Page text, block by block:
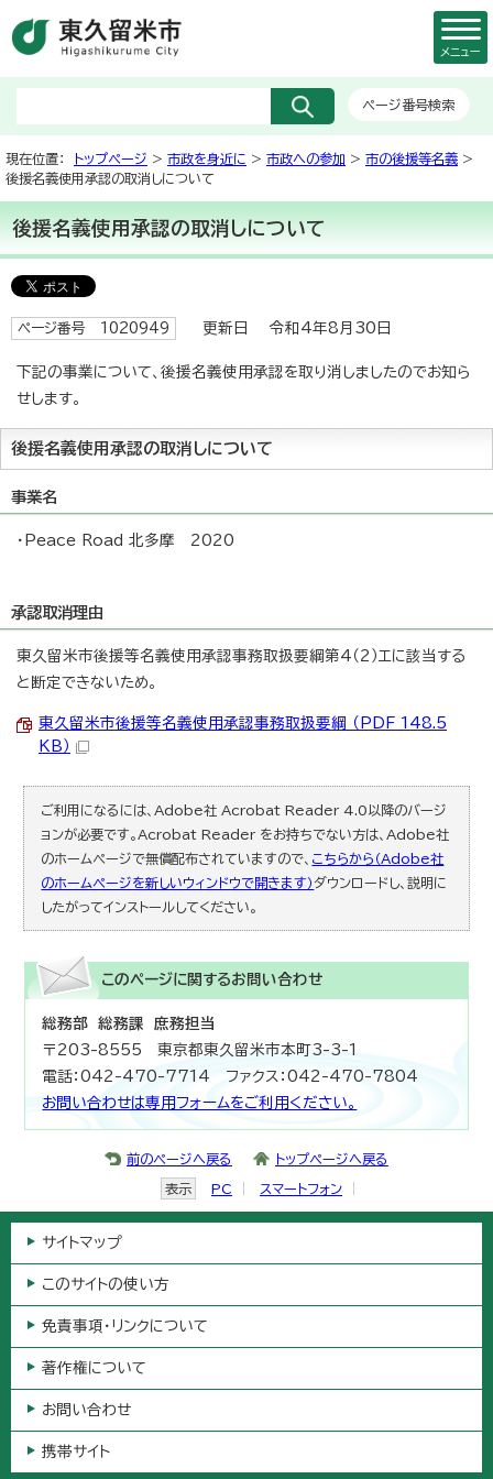
ページ番号検索
メニュー
現在位置： トップページ > 市政を身近に > 市政への参加 > 市の後援等名義 >
後援名義使用承認の取消しについて
後援名義使用承認の取消しについて
ページ番号 1020949 更新日 令和4年8月30日
下記の事業について、後援名義使用承認を取り消しましたのでお知ら
せします。
後援名義使用承認の取消しについて
事業名
・Peace Road 北多摩 2020
承認取消理由
東久留米市後援等名義使用承認事務取扱要綱第4（2）エに該当する
と断定できないため。
東久留米市後援等名義使用承認事務取扱要綱 （PDF 148.5
KB）
ご利用になるには、Adobe社 Acrobat Reader 4.0以降のバージ
ョンが必要です。Acrobat Reader をお持ちでない方は、Adobe社
のホームページで無償配布されていますので、 こちらから（Adobe社
のホームページを新しいウィンドウで開きます）ダウンロードし、説明に
したがってインストールしてください。
このページに関するお問い合わせ
総務部 総務課 庶務担当
〒203-8555 東京都東久留米市本町3-3-1
電話：042-470-7714 ファクス：042-470-7804
お問い合わせは専用フォームをご利用ください。
前のページへ戻る トップページへ戻る
表示 PC スマートフォン
サイトマップ
このサイトの使い方
免責事項・リンクについて
著作権について
お問い合わせ
携帯サイト